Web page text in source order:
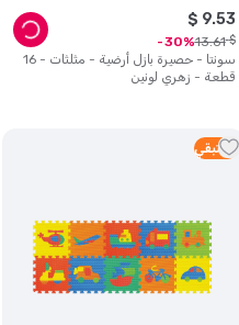
سونتا - حصيرة بازل أرضية - مثلثات - 16
قطعة - زهري لونين
$ 9.53
$
13.61
30
1 متبقي